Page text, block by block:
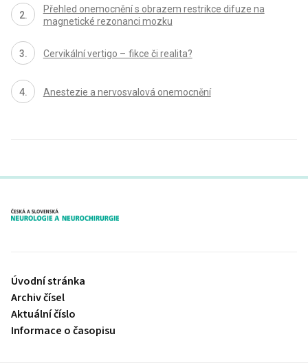
Přehled onemocnění s obrazem restrikce difuze na
magnetické rezonanci mozku
Cervikální vertigo – fikce či realita?
Anestezie a nervosvalová onemocnění
proLékaře.cz
Úvodní stránka
Archiv čísel
Aktuální číslo
Informace o časopisu